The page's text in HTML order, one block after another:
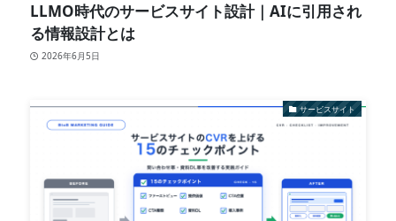
LLMO時代のサービスサイト設計｜AIに引用され
る情報設計とは
2026年6月5日
サービスサイト